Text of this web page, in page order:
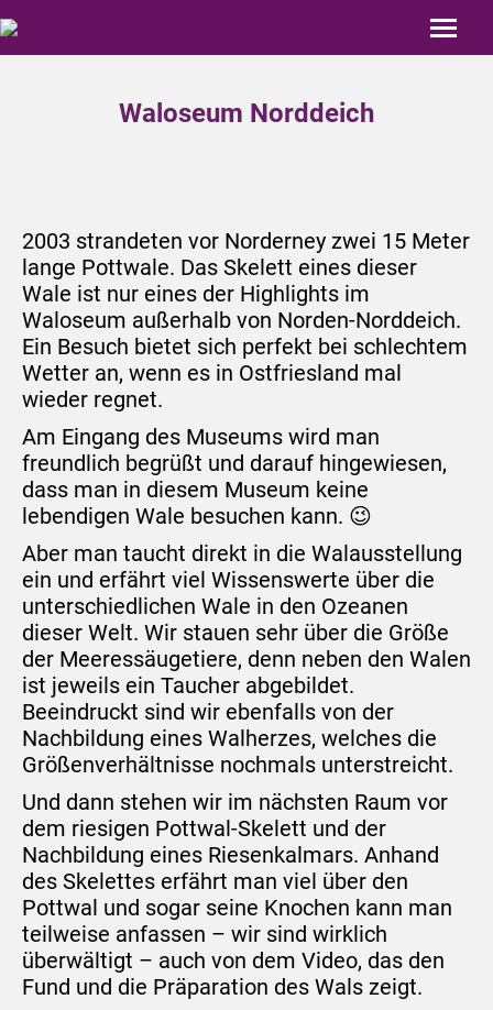
Waloseum Norddeich
2003 strandeten vor Norderney zwei 15 Meter
lange Pottwale. Das Skelett eines dieser
Wale ist nur eines der Highlights im
Waloseum außerhalb von Norden-Norddeich.
Ein Besuch bietet sich perfekt bei schlechtem
Wetter an, wenn es in Ostfriesland mal
wieder regnet.
Am Eingang des Museums wird man
freundlich begrüßt und darauf hingewiesen,
dass man in diesem Museum keine
lebendigen Wale besuchen kann. 😉
Aber man taucht direkt in die Walausstellung
ein und erfährt viel Wissenswerte über die
unterschiedlichen Wale in den Ozeanen
dieser Welt. Wir stauen sehr über die Größe
der Meeressäugetiere, denn neben den Walen
ist jeweils ein Taucher abgebildet.
Beeindruckt sind wir ebenfalls von der
Nachbildung eines Walherzes, welches die
Größenverhältnisse nochmals unterstreicht.
Und dann stehen wir im nächsten Raum vor
dem riesigen Pottwal-Skelett und der
Nachbildung eines Riesenkalmars. Anhand
des Skelettes erfährt man viel über den
Pottwal und sogar seine Knochen kann man
teilweise anfassen – wir sind wirklich
überwältigt – auch von dem Video, das den
Fund und die Präparation des Wals zeigt.